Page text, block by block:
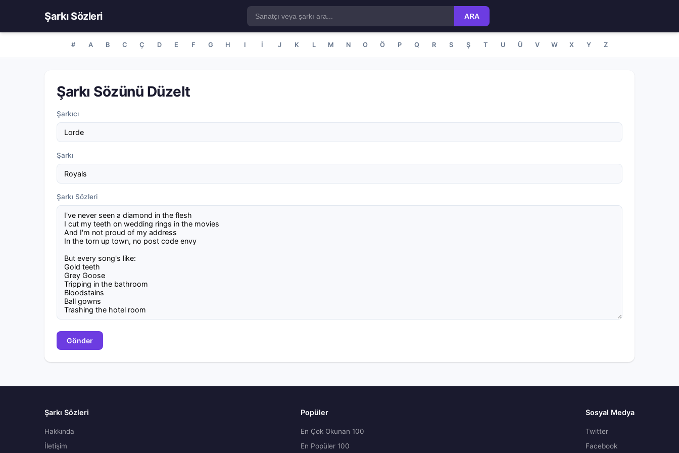
Şarkı Sözleri ARA
# A B C Ç D E F G H I İ J K L M N O Ö P Q R S Ş T U Ü V W X Y Z
Şarkı Sözünü Düzelt
Şarkıcı
Şarkı
Şarkı Sözleri
Gönder
Şarkı Sözleri
Hakkında
İletişim
Popüler
En Çok Okunan 100
En Popüler 100
Sosyal Medya
Twitter
Facebook